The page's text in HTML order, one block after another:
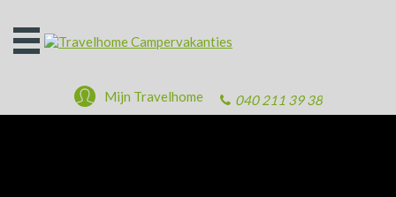
Open
het
040 211 39 38
Mijn Travelhome